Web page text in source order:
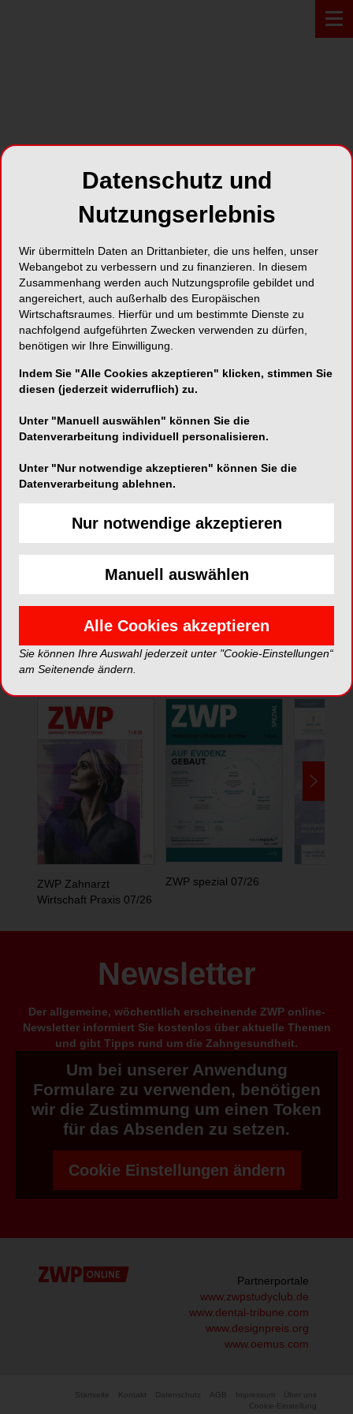
PROFIL*
Novaprax GmbH
29643 Neuenkirchen
Karte
Telefon:
05195 / 96 02 80
*Die Beiträge in dieser Rubrik stammen von den Anbietern und
spiegeln nicht die Meinung der Redaktion wider.
ePaper
ZWP Zahnarzt
Wirtschaft Praxis 07/26
ZWP spezial 07/26
Newsletter
Der allgemeine, wöchentlich erscheinende ZWP online-
Newsletter informiert Sie kostenlos über aktuelle Themen
und gibt Tipps rund um die Zahngesundheit.
Um bei unserer Anwendung
Formulare zu verwenden, benötigen
wir die Zustimmung um einen Token
für das Absenden zu setzen.
Cookie Einstellungen ändern
Partnerportale
www.zwpstudyclub.de
www.dental-tribune.com
www.designpreis.org
www.oemus.com
Startseite Kontakt Datenschutz AGB Impressum
Über uns
Cookie-Einstellung
Datenschutz und
Nutzungserlebnis
Wir übermitteln Daten an Drittanbieter, die uns helfen, unser
Webangebot zu verbessern und zu finanzieren. In diesem
Zusammenhang werden auch Nutzungsprofile gebildet und
angereichert, auch außerhalb des Europäischen
Wirtschaftsraumes. Hierfür und um bestimmte Dienste zu
nachfolgend aufgeführten Zwecken verwenden zu dürfen,
benötigen wir Ihre Einwilligung.
Indem Sie "Alle Cookies akzeptieren" klicken, stimmen Sie
diesen (jederzeit widerruflich) zu.
Unter "Manuell auswählen" können Sie die
Datenverarbeitung individuell personalisieren.
Unter "Nur notwendige akzeptieren" können Sie die
Datenverarbeitung ablehnen.
Nur notwendige akzeptieren
Manuell auswählen
Alle Cookies akzeptieren
Sie können Ihre Auswahl jederzeit unter "Cookie-Einstellungen“
am Seitenende ändern.